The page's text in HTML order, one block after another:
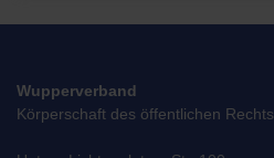
Wupperverband
Körperschaft des öffentlichen Rechts